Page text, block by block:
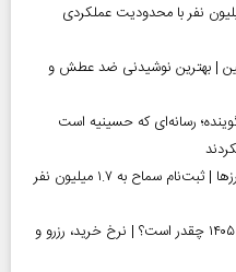
در ایران | بیش از ۱۰.۵ میلیون نفر با محدودیت عملکردی
| بهترین نوشیدنی ضد عطش و
گوینده؛ رسانه‌ای که حسینیه است
آغاز رسمی برنامه‌های اربعین ۱۴۰۵ در مرز‌ها | ثبت‌نام سماح به ۱.۷ میلیون نفر
قیمت قبر در بهشت زهرا (س) در سال ۱۴۰۵ چقدر است؟ | نرخ خرید، رزرو و